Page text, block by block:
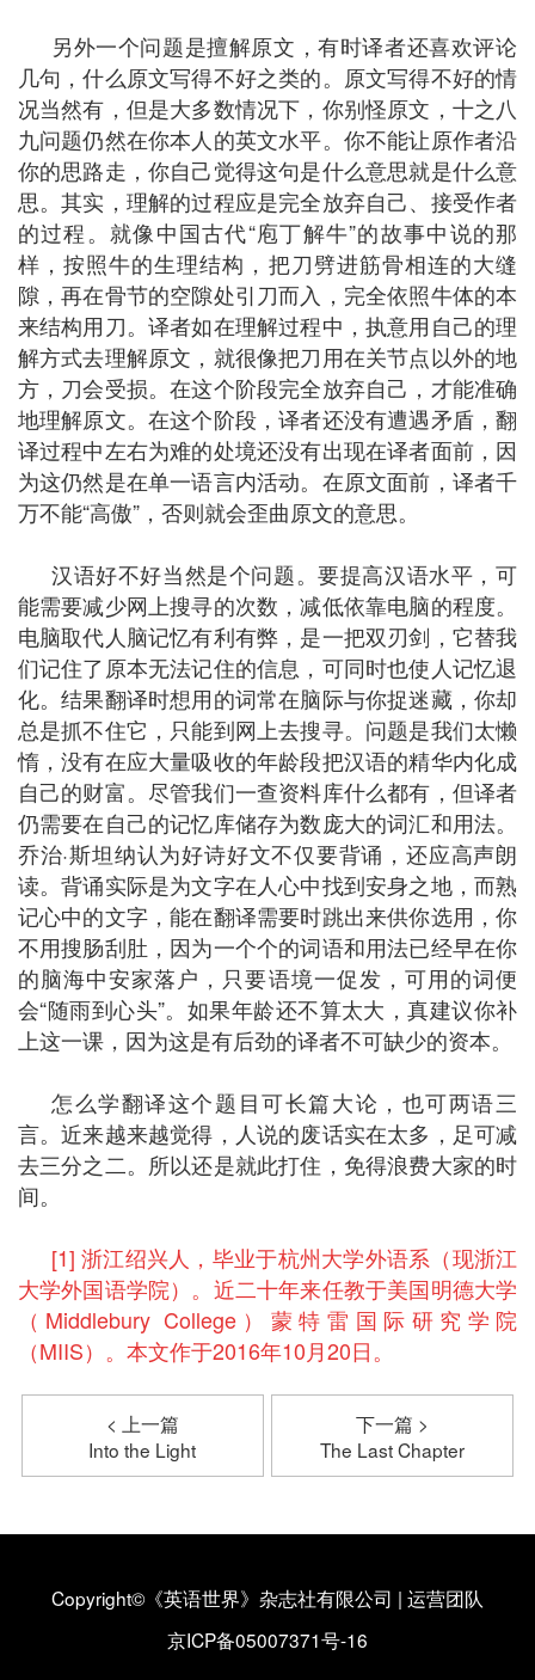
另外一个问题是擅解原文，有时译者还喜欢评论
几句，什么原文写得不好之类的。原文写得不好的情
况当然有，但是大多数情况下，你别怪原文，十之八
九问题仍然在你本人的英文水平。你不能让原作者沿
你的思路走，你自己觉得这句是什么意思就是什么意
思。其实，理解的过程应是完全放弃自己、接受作者
的过程。就像中国古代“庖丁解牛”的故事中说的那
样，按照牛的生理结构，把刀劈进筋骨相连的大缝
隙，再在骨节的空隙处引刀而入，完全依照牛体的本
来结构用刀。译者如在理解过程中，执意用自己的理
解方式去理解原文，就很像把刀用在关节点以外的地
方，刀会受损。在这个阶段完全放弃自己，才能准确
地理解原文。在这个阶段，译者还没有遭遇矛盾，翻
译过程中左右为难的处境还没有出现在译者面前，因
为这仍然是在单一语言内活动。在原文面前，译者千
万不能“高傲”，否则就会歪曲原文的意思。
汉语好不好当然是个问题。要提高汉语水平，可
能需要减少网上搜寻的次数，减低依靠电脑的程度。
电脑取代人脑记忆有利有弊，是一把双刃剑，它替我
们记住了原本无法记住的信息，可同时也使人记忆退
化。结果翻译时想用的词常在脑际与你捉迷藏，你却
总是抓不住它，只能到网上去搜寻。问题是我们太懒
惰，没有在应大量吸收的年龄段把汉语的精华内化成
自己的财富。尽管我们一查资料库什么都有，但译者
仍需要在自己的记忆库储存为数庞大的词汇和用法。
乔治·斯坦纳认为好诗好文不仅要背诵，还应高声朗
读。背诵实际是为文字在人心中找到安身之地，而熟
记心中的文字，能在翻译需要时跳出来供你选用，你
不用搜肠刮肚，因为一个个的词语和用法已经早在你
的脑海中安家落户，只要语境一促发，可用的词便
会“随雨到心头”。如果年龄还不算太大，真建议你补
上这一课，因为这是有后劲的译者不可缺少的资本。
怎么学翻译这个题目可长篇大论，也可两语三
言。近来越来越觉得，人说的废话实在太多，足可减
去三分之二。所以还是就此打住，免得浪费大家的时
间。
[1] 浙江绍兴人，毕业于杭州大学外语系（现浙江
大学外国语学院）。近二十年来任教于美国明德大学
（Middlebury College）蒙特雷国际研究学院
（MIIS）。本文作于2016年10月20日。
< 上一篇
Into the Light
下一篇 >
The Last Chapter
Copyright©《英语世界》杂志社有限公司 | 运营团队
京ICP备05007371号-16